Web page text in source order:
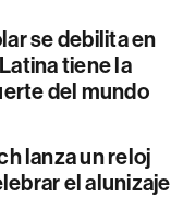
se debilita en
tiene la
del mundo
lanza un reloj
el alunizaje